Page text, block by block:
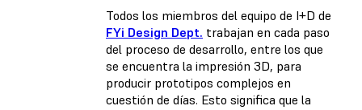
Todos los miembros del equipo de I+D de
FYi Design Dept. trabajan en cada paso
del proceso de desarrollo, entre los que
se encuentra la impresión 3D, para
producir prototipos complejos en
cuestión de días. Esto significa que la